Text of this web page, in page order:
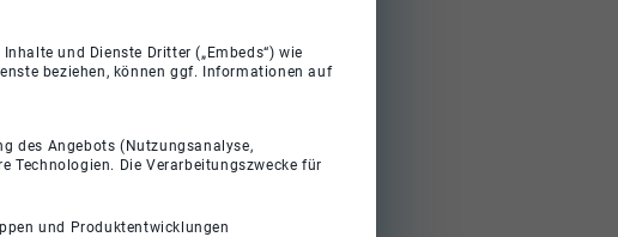
und Dienste Dritter („Embeds“) wie
beziehen, können ggf. Informationen auf
des Angebots (Nutzungsanalyse,
Technologien. Die Verarbeitungszwecke für
und Produktentwicklungen